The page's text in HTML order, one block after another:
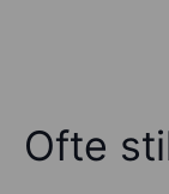
Ofte